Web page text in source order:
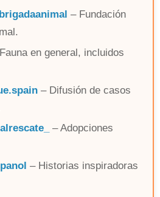
– Fundación
en general, incluidos
– Difusión de casos
– Adopciones
– Historias inspiradoras